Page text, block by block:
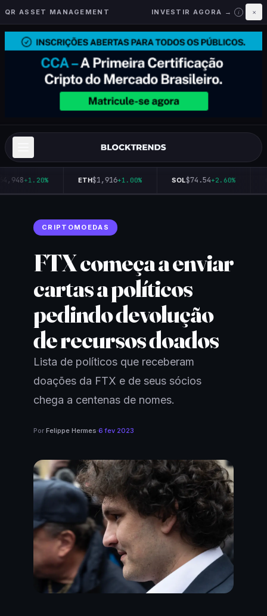
QR ASSET MANAGEMENT INVESTIR AGORA → i ×
+1.20% ETH$1,916+1.00% SOL$74.54+2.60%
CRIPTOMOEDAS
FTX começa a enviar
cartas a políticos
pedindo devolução
de recursos doados
Lista de políticos que receberam
doações da FTX e de seus sócios
chega a centenas de nomes.
Por Felippe Hermes·6 fev 2023